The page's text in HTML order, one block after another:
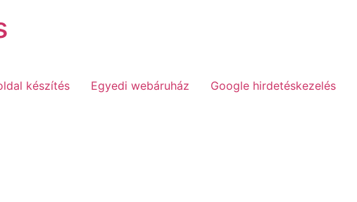
készítés Egyedi webáruház Google hirdetéskezelés